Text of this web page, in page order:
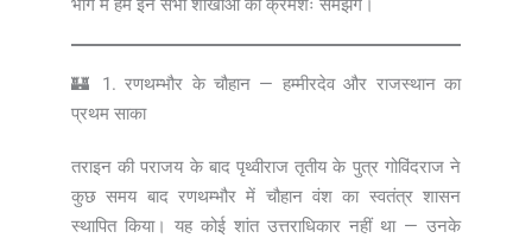
भाग में हम इन सभी शाखाओं को क्रमशः समझेंगे।
🏰 1. रणथम्भौर के चौहान — हम्मीरदेव और राजस्थान का
प्रथम साका
तराइन की पराजय के बाद पृथ्वीराज तृतीय के पुत्र गोविंदराज ने
कुछ समय बाद रणथम्भौर में चौहान वंश का स्वतंत्र शासन
स्थापित किया। यह कोई शांत उत्तराधिकार नहीं था — उनके